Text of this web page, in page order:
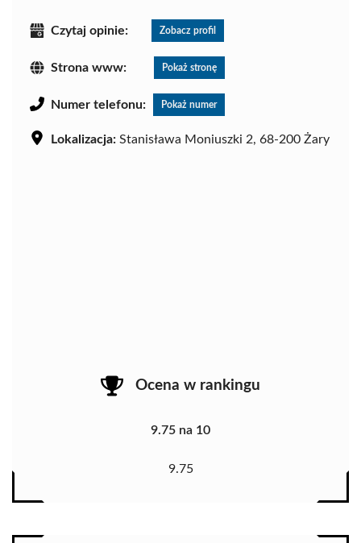
Czytaj opinie: Zobacz profil
Strona www: Pokaż stronę
Numer telefonu: Pokaż numer
Lokalizacja: Stanisława Moniuszki 2, 68-200 Żary
Ocena w rankingu
9.75 na 10
9.75